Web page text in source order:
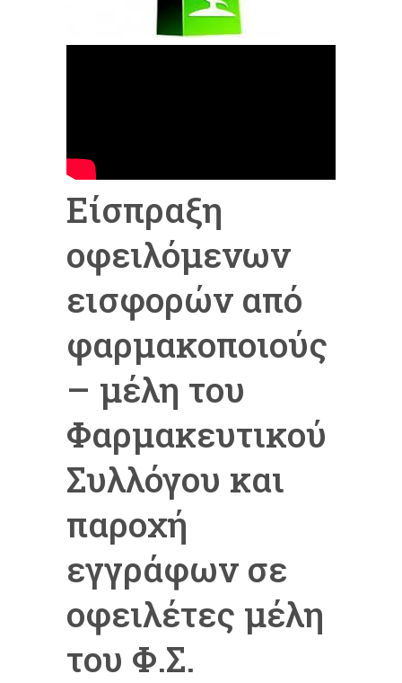
Είσπραξη
οφειλόμενων
εισφορών από
φαρμακοποιούς
– μέλη του
Φαρμακευτικού
Συλλόγου και
παροχή
εγγράφων σε
οφειλέτες μέλη
του Φ.Σ.